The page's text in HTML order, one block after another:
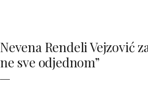
Nevena Rendeli Vejzović
ne sve odjednom”